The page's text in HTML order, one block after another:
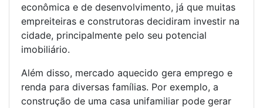
econômica e de desenvolvimento, já que muitas
empreiteiras e construtoras decidiram investir na
cidade, principalmente pelo seu potencial
imobiliário.
Além disso, mercado aquecido gera emprego e
renda para diversas famílias. Por exemplo, a
construção de uma casa unifamiliar pode gerar